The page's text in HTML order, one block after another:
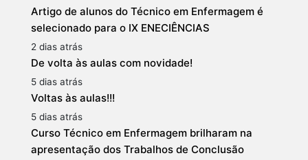
Artigo de alunos do Técnico em Enfermagem é
selecionado para o IX ENECIÊNCIAS
2 dias atrás
De volta às aulas com novidade!
5 dias atrás
Voltas às aulas!!!
5 dias atrás
Curso Técnico em Enfermagem brilharam na
apresentação dos Trabalhos de Conclusão